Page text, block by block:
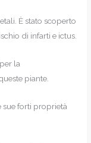
È stato scoperto
di infarti e ictus.
la
piante.
forti proprietà